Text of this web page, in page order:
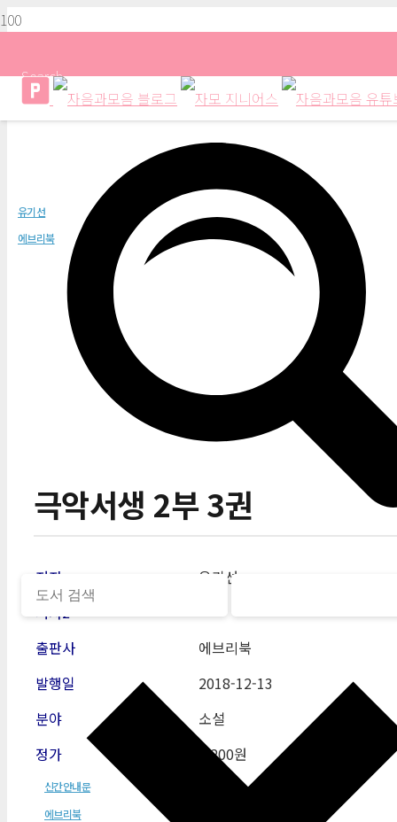
Search
극악서생 2부 3권
유기선
에브리북
극악서생 2부 3권
저자
유기선
저자2
출판사
에브리북
발행일
2018-12-13
분야
소설
정가
3,200원
신간안내문
에브리북